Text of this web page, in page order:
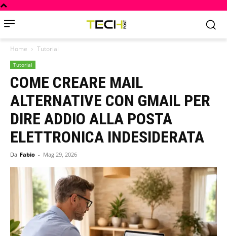
Home Tutorial
Tutorial
COME CREARE MAIL
ALTERNATIVE CON GMAIL PER
DIRE ADDIO ALLA POSTA
ELETTRONICA INDESIDERATA
Da Fabio - Mag 29, 2026